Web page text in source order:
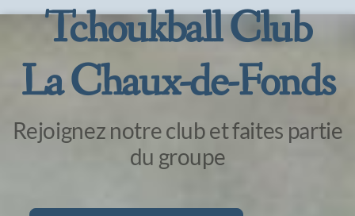
Tchoukball Club
La Chaux-de-Fonds
Rejoignez notre club et faites partie
du groupe
Beehives
La Ferrière
Inscription